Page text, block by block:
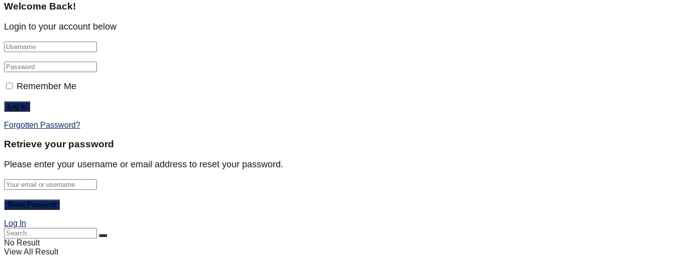
Welcome Back!
Login to your account below
Remember Me
Forgotten Password?
Retrieve your password
Please enter your username or email address to reset your password.
Log In
No Result
View All Result